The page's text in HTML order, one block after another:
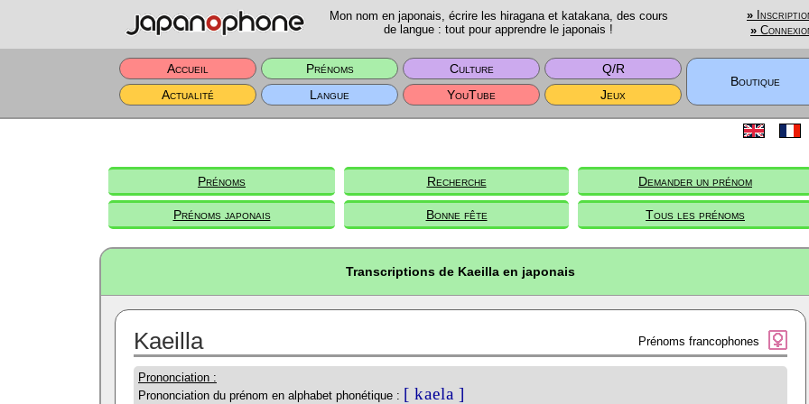
Mon nom en japonais, écrire les hiragana et katakana, des cours
de langue : tout pour apprendre le japonais !
»
»
Accueil Prénoms Culture
Q/R
Boutique
Actualité
Langue YouTube Jeux
Prénoms Recherche Demander un prénom
Prénoms japonais Bonne fête Tous les prénoms
Transcriptions de Kaeilla en japonais
Kaeilla Prénoms francophones
Prononciation :
Prononciation du prénom en alphabet phonétique : [ kaela ]